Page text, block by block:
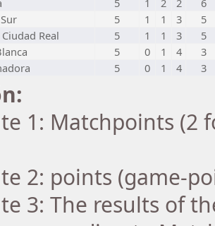
5 1 2 2
6
5 1 1 3
5
Real 5 1 1 3
5
5 0 1 4
3
5 0 1 4 3
1: Matchpoints (2
2: points (game-
3: The results of